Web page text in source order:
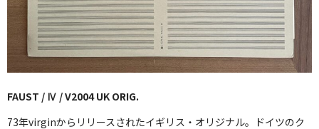
全商品
JAZZ-US
BLUE NOTE
JAZZ-EU
FAUST / Ⅳ / V2004 UK ORIG.
73年virginからリリースされたイギリス・オリジナル。ドイツのク